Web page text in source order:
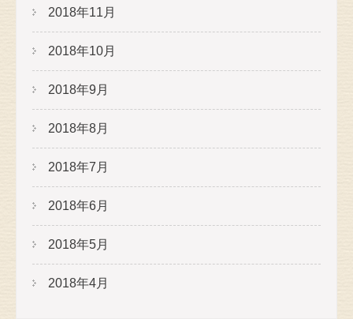
2018年11月
2018年10月
2018年9月
2018年8月
2018年7月
2018年6月
2018年5月
2018年4月